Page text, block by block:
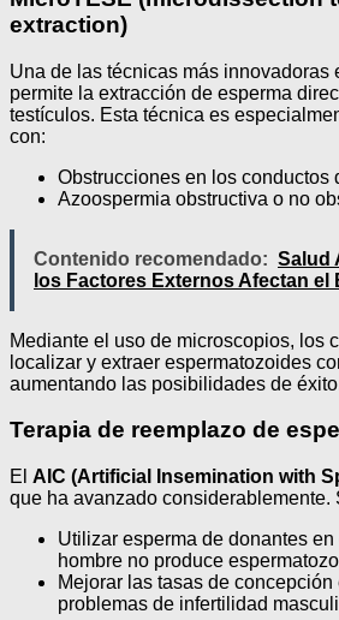
extraction)
Una de las técnicas más innovadoras
permite la extracción de esperma
testículos. Esta técnica es
con:
Obstrucciones en los conductos
Azoospermia obstructiva o no
Contenido recomendado: Salud
los Factores Externos Afectan el
Mediante el uso de microscopios, los
localizar y extraer espermatozoides
aumentando las posibilidades de
Terapia de reemplazo de
El AIC (Artificial Insemination with
que ha avanzado considerablemente.
Utilizar esperma de donantes en
hombre no produce
Mejorar las tasas de concepción
problemas de infertilidad